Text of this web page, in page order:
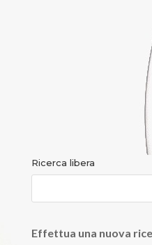
Ricerca libera
Effettua una nuova